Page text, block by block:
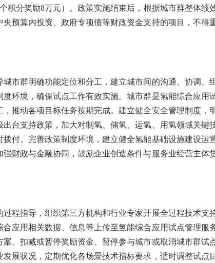
积分奖励8万元）。政策实施结束后，根据城市群整体绩
预算内投资、政府专项债等财政资金支持的项目，不得
群明确功能定位和分工，建立城市间的沟通、协调、
环境，确保试点工作有效实施。城市群是氢能综合应用
推动各项目标任务按期完成。建立健全安全管理制度，
台支持政策，加大对制氢、储氢、运氢、用氢领域关键
付。完善政策制度环境，建立健全氢能基础设施建设运
财政与金融协同，鼓励企业创造条件与服务业经营主体
指导，组织第三方机构和行业专家开展全过程技术支
应用相关数据、信息等上传至氢能综合应用试点管理服
、扣减或暂停奖励资金、暂停参与城市或取消城市群试
展状况，定期优化各场景技术指标要求，适时调整试点